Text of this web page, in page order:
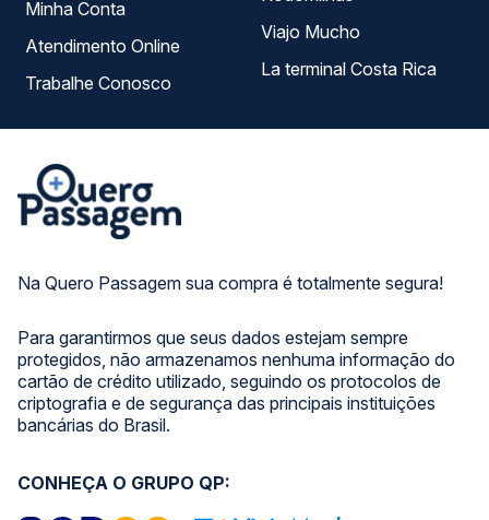
Na Quero Passagem sua compra é totalmente segura!
Para garantirmos que seus dados estejam sempre
protegidos, não armazenamos nenhuma informação do
cartão de crédito utilizado, seguindo os protocolos de
criptografia e de segurança das principais instituições
bancárias do Brasil.
Minha Conta
Atendimento Online
Trabalhe Conosco
Viajo Mucho
La terminal Costa Rica
CONHEÇA O GRUPO QP: